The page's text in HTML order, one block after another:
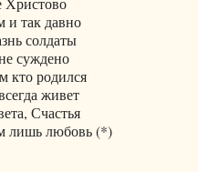
и так давно
солдаты
суждено
кто родился
живет
Счастья
лишь любовь (*)